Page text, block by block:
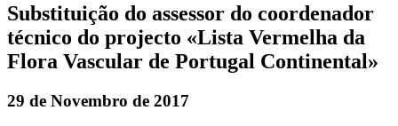
Substituição do assessor do coordenador
técnico do projecto «Lista Vermelha da
Flora Vascular de Portugal Continental»
29 de Novembro de 2017